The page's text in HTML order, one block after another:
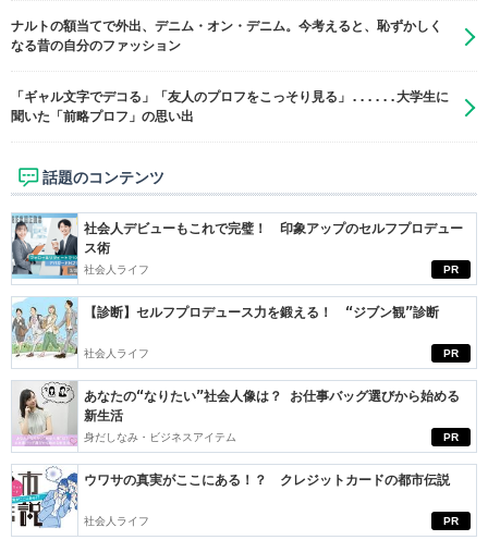
ナルトの額当てで外出、デニム・オン・デニム。今考えると、恥ずかしく
なる昔の自分のファッション
「ギャル文字でデコる」「友人のプロフをこっそり見る」......大学生に
聞いた「前略プロフ」の思い出
話題のコンテンツ
PR
社会人デビューもこれで完璧！ 印象アップのセルフプロデュー
ス術
社会人ライフ
PR
【診断】セルフプロデュース力を鍛える！ “ジブン観”診断
社会人ライフ
PR
あなたの“なりたい”社会人像は？ お仕事バッグ選びから始める
新生活
身だしなみ・ビジネスアイテム
PR
ウワサの真実がここにある！？ クレジットカードの都市伝説
社会人ライフ